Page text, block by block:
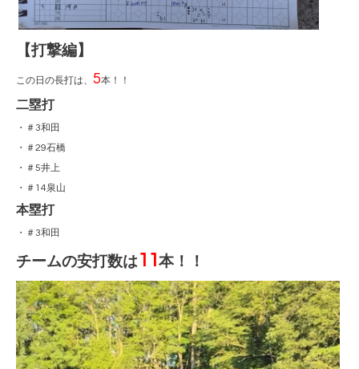
【打撃編】
この日の長打は、 5本！！
二塁打
・＃3和田
・＃29石橋
・＃5井上
・＃14泉山
本塁打
・＃3和田
チームの安打数は11 本！！